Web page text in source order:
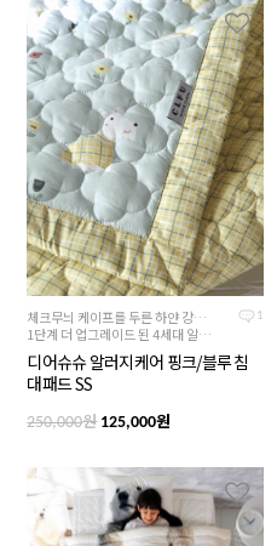
1
체크무늬 케이프를 두른 하얀 강아지가 뒹굴뒹굴~귀염둥이(슈슈) 핑크/블루 2컬러
1단계 더 업그레이드 된 4세대 알러지케어원단으로 얼굴이 닿아도 안심!
디어슈슈 알러지케어 핑크/블루 침
대패드 SS
250,000원125,000원